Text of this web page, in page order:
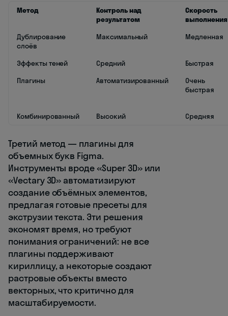
Метод
Контроль над
результатом
Скорость
выполнения
Дублирование
слоёв
Максимальный Медленная
Эффекты теней Средний
Быстрая
Плагины
Автоматизированный
Очень
быстрая
Комбинированный Высокий Средняя
Третий метод — плагины для
объемных букв Figma.
Инструменты вроде «Super 3D» или
«Vectary 3D» автоматизируют
создание объёмных элементов,
предлагая готовые пресеты для
экструзии текста. Эти решения
экономят время, но требуют
понимания ограничений: не все
плагины поддерживают
кириллицу, а некоторые создают
растровые объекты вместо
векторных, что критично для
масштабируемости.